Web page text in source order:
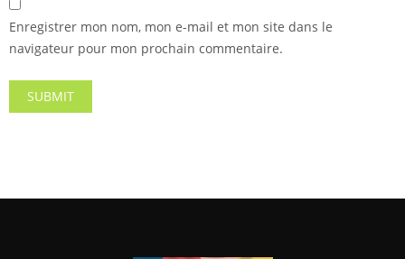
Enregistrer mon nom, mon e-mail et mon site dans le
navigateur pour mon prochain commentaire.